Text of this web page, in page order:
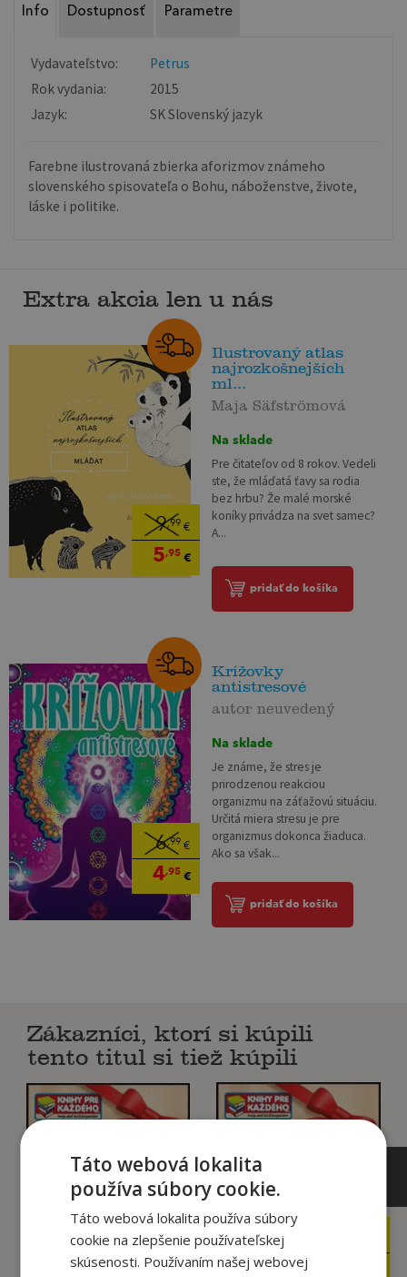
Info Dostupnosť Parametre
Vydavateľstvo:
Petrus
Rok vydania:
2015
Jazyk:
SK Slovenský jazyk
Farebne ilustrovaná zbierka aforizmov známeho
slovenského spisovateľa o Bohu, náboženstve, živote,
láske i politike.
Extra akcia len u nás
9,99 €
5,95€
Ilustrovaný atlas
najrozkošnejších
ml...
Maja Säfströmová
Na sklade
Pre čitateľov od 8 rokov. Vedeli
ste, že mláďatá ťavy sa rodia
bez hrbu? Že malé morské
koníky privádza na svet samec?
A...
pridať do košíka
6,99 €
4,95€
Krížovky
antistresové
autor neuvedený
Na sklade
Je známe, že stres je
prirodzenou reakciou
organizmu na záťažovú situáciu.
Určitá miera stresu je pre
organizmus dokonca žiaduca.
Ako sa však...
pridať do košíka
Zákazníci, ktorí si kúpili
tento titul si tiež kúpili
10,00€
10,00€
Táto webová lokalita
používa súbory cookie.
Táto webová lokalita používa súbory
cookie na zlepšenie používateľskej
skúsenosti. Používaním našej webovej